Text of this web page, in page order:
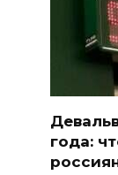
года: